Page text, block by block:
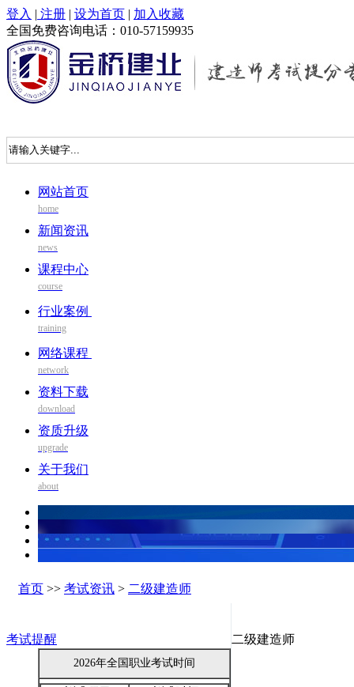
登入 | 注册 | 设为首页 | 加入收藏
全国免费咨询电话：010-57159935
网站首页
home
新闻资讯
news
课程中心
course
行业案例
training
网络课程
network
资料下载
download
资质升级
upgrade
关于我们
about
首页 >> 考试资讯 > 二级建造师
考试提醒
2026年全国职业考试时间
二级建造师